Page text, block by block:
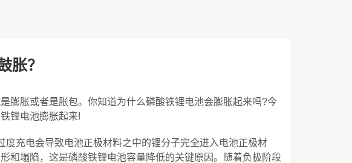
胀？
膨胀或者是胀包。你知道为什么磷酸铁锂电池会膨胀起来吗?今
锂电池膨胀起来!
度充电会导致电池正极材料之中的锂分子完全进入电池正极材
和塌陷，这是磷酸铁锂电池容量降低的关键原因。随着负极阶段